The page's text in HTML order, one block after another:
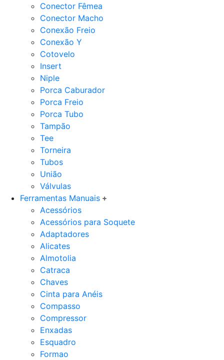
Conector Fêmea
Conector Macho
Conexão Freio
Conexão Y
Cotovelo
Insert
Niple
Porca Caburador
Porca Freio
Porca Tubo
Tampão
Tee
Torneira
Tubos
União
Válvulas
Ferramentas Manuais
Acessórios
Acessórios para Soquete
Adaptadores
Alicates
Almotolia
Catraca
Chaves
Cinta para Anéis
Compasso
Compressor
Enxadas
Esquadro
Formao